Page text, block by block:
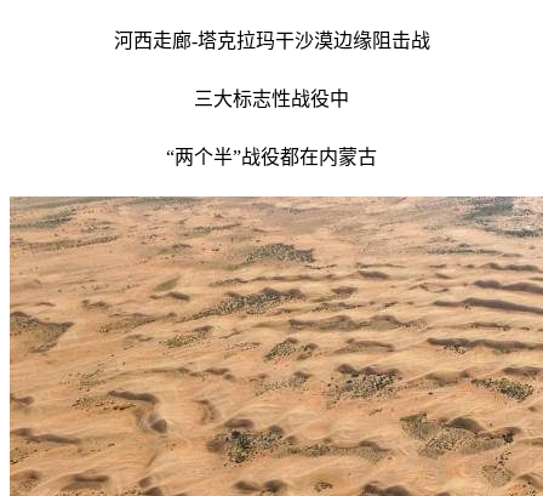
河西走廊-塔克拉玛干沙漠边缘阻击战
三大标志性战役中
“两个半”战役都在内蒙古